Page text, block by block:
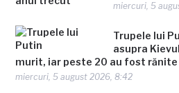
miercuri, 5
Trupele lui
asupra
murit, iar peste 20 au fost rănite
miercuri, 5 august 2026, 8:42